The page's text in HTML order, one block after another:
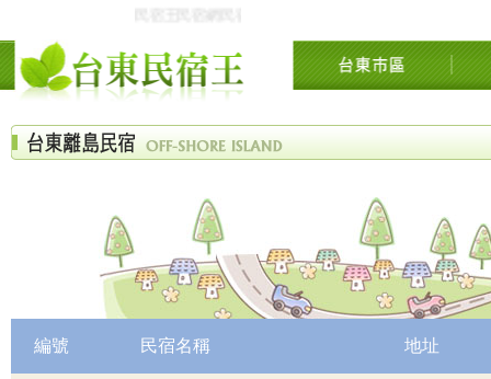
編號 民宿名稱 地址